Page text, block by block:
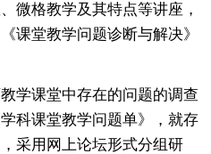
微格教学及其特点等讲座，
课堂教学问题诊断与解决》
课堂中存在的问题的调查
科课堂教学问题单》，就存
采用网上论坛形式分组研